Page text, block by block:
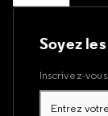
Soyez
Inscrivez-